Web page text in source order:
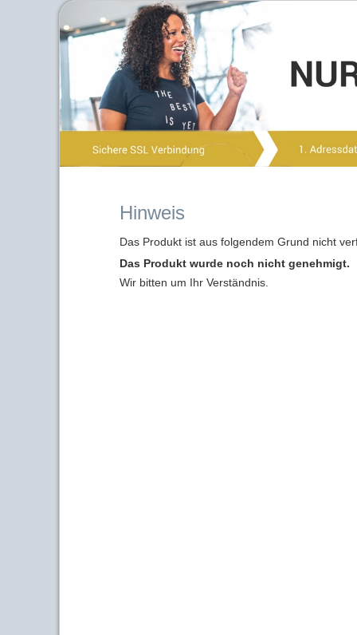
Hinweis
Das Produkt ist aus folgendem Grund nicht
Das Produkt wurde noch nicht genehmigt.
Wir bitten um Ihr Verständnis.